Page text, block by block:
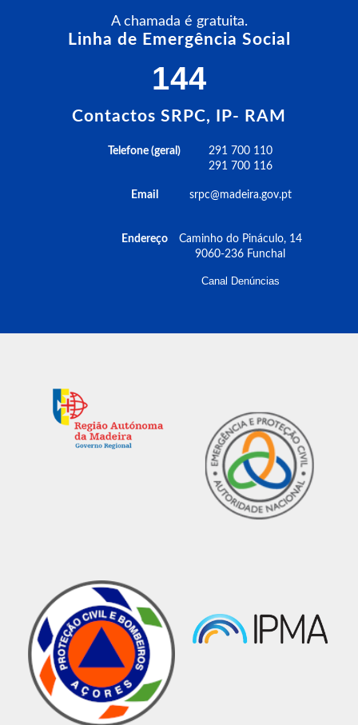
A chamada é gratuita.
Linha de Emergência Social
144
Contactos SRPC, IP- RAM
Telefone (geral)
Email
Endereço
291 700 110
291 700 116
srpc@madeira.gov.pt
Caminho do Pináculo, 14
9060-236 Funchal
Canal Denúncias